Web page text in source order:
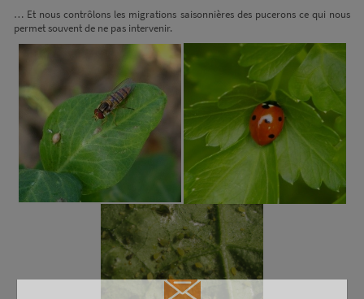
… Et nous contrôlons les migrations saisonnières des pucerons ce qui nous
permet souvent de ne pas intervenir.